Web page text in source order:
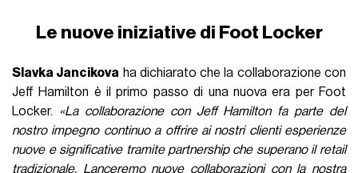
Le nuove iniziative di Foot Locker
Slavka Jancikova ha dichiarato che la collaborazione con
Jeff Hamilton è il primo passo di una nuova era per Foot
Locker. «La collaborazione con Jeff Hamilton fa parte del
nostro impegno continuo a offrire ai nostri clienti esperienze
nuove e significative tramite partnership che superano il retail
tradizionale. Lanceremo nuove collaborazioni con la nostra